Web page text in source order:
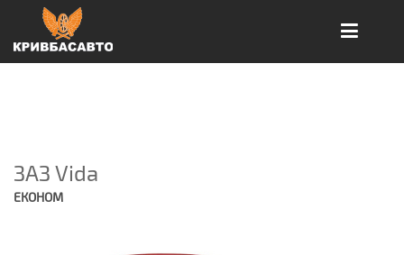
ЗАЗ Vida
ЕКОНОМ